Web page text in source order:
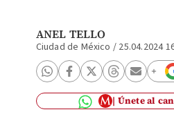
ANEL TELLO
Ciudad de México / 25.04.2024
Únete al